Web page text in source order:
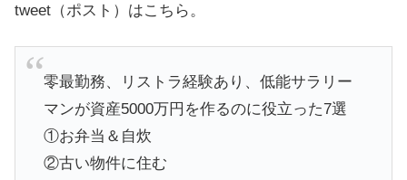
tweet（ポスト）はこちら。
零最勤務、リストラ経験あり、低能サラリー
マンが資産5000万円を作るのに役立った7選
①お弁当＆自炊
②古い物件に住む